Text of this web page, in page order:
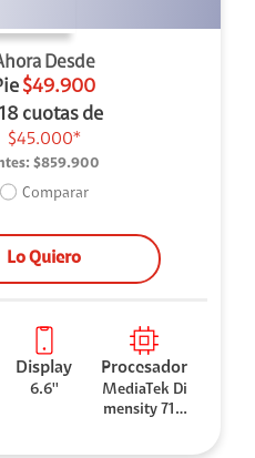
Desde
$49.900
cuotas de
$45.000*
$859.900
Comparar
Lo Quiero
Display
6.6''
Procesador
MediaTek Di
mensity 710